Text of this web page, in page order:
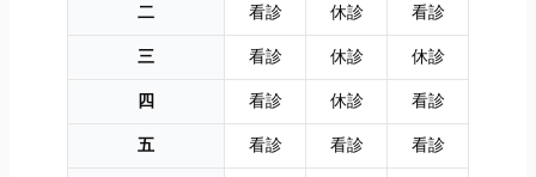
二
看診 休診
看診
三
看診 休診
休診
四
看診 休診
看診
五
看診 看診
看診